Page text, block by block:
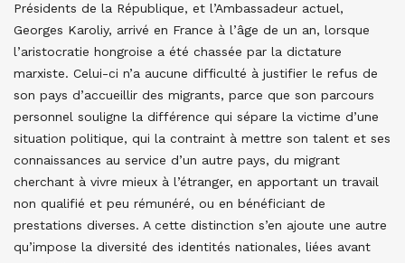
Présidents de la République, et l’Ambassadeur actuel,
Georges Karoliy, arrivé en France à l’âge de un an, lorsque
l’aristocratie hongroise a été chassée par la dictature
marxiste. Celui-ci n’a aucune difficulté à justifier le refus de
son pays d’accueillir des migrants, parce que son parcours
personnel souligne la différence qui sépare la victime d’une
situation politique, qui la contraint à mettre son talent et ses
connaissances au service d’un autre pays, du migrant
cherchant à vivre mieux à l’étranger, en apportant un travail
non qualifié et peu rémunéré, ou en bénéficiant de
prestations diverses. A cette distinction s’en ajoute une autre
qu’impose la diversité des identités nationales, liées avant